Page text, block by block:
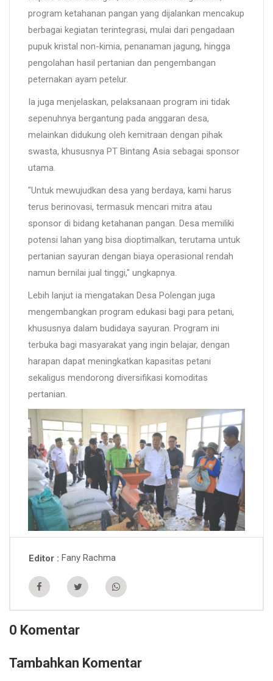
program ketahanan pangan yang dijalankan mencakup
berbagai kegiatan terintegrasi, mulai dari pengadaan
pupuk kristal non-kimia, penanaman jagung, hingga
pengolahan hasil pertanian dan pengembangan
peternakan ayam petelur.
Ia juga menjelaskan, pelaksanaan program ini tidak
sepenuhnya bergantung pada anggaran desa,
melainkan didukung oleh kemitraan dengan pihak
swasta, khususnya PT Bintang Asia sebagai sponsor
utama.
"Untuk mewujudkan desa yang berdaya, kami harus
terus berinovasi, termasuk mencari mitra atau
sponsor di bidang ketahanan pangan. Desa memiliki
potensi lahan yang bisa dioptimalkan, terutama untuk
pertanian sayuran dengan biaya operasional rendah
namun bernilai jual tinggi," ungkapnya.
Lebih lanjut ia mengatakan Desa Polengan juga
mengembangkan program edukasi bagi para petani,
khususnya dalam budidaya sayuran. Program ini
terbuka bagi masyarakat yang ingin belajar, dengan
harapan dapat meningkatkan kapasitas petani
sekaligus mendorong diversifikasi komoditas
pertanian.
Editor Fany Rachma
0 Komentar
Tambahkan Komentar